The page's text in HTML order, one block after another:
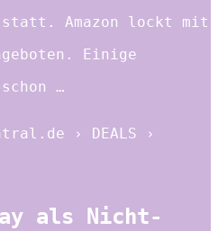
Amazon lockt mit
Einige
…
› DEALS ›
als Nicht-